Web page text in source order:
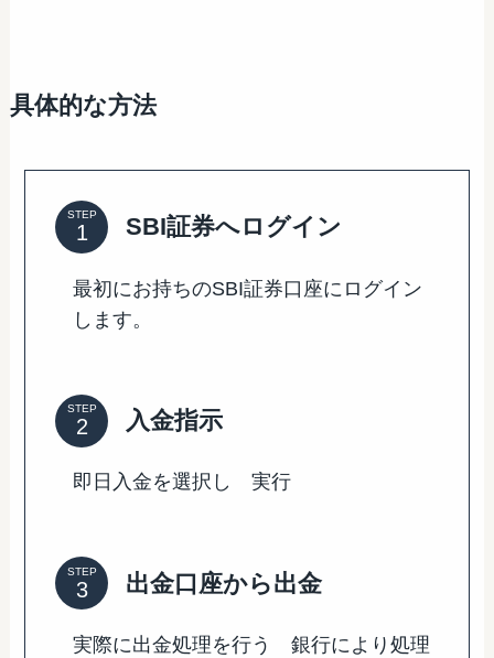
具体的な方法
STEP SBI証券へログイン
最初にお持ちのSBI証券口座にログイン
します。
STEP 入金指示
即日入金を選択し 実行
STEP 出金口座から出金
実際に出金処理を行う 銀行により処理